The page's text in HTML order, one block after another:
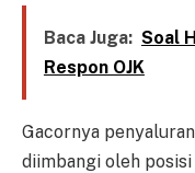
Baca Juga: Soal
Respon OJK
Gacornya
diimbangi oleh